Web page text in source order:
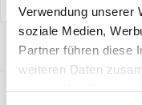
Verwendung unserer
soziale Medien,
Partner führen diese
weiteren Daten